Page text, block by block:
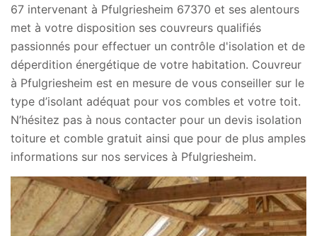
67 intervenant à Pfulgriesheim 67370 et ses alentours
met à votre disposition ses couvreurs qualifiés
passionnés pour effectuer un contrôle d'isolation et de
déperdition énergétique de votre habitation. Couvreur
à Pfulgriesheim est en mesure de vous conseiller sur le
type d’isolant adéquat pour vos combles et votre toit.
N’hésitez pas à nous contacter pour un devis isolation
toiture et comble gratuit ainsi que pour de plus amples
informations sur nos services à Pfulgriesheim.